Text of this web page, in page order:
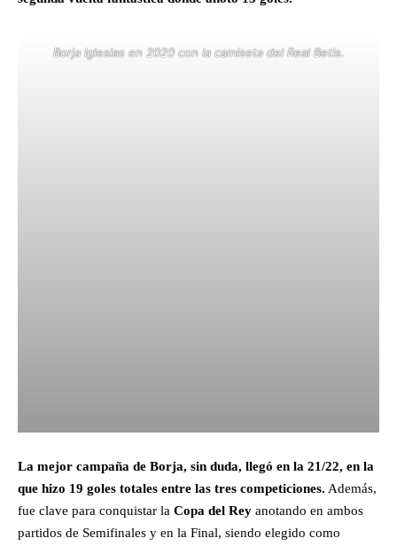
Borja Iglesias en 2020 con la camiseta del Real Betis.
La mejor campaña de Borja, sin duda, llegó en la 21/22, en la
que hizo 19 goles totales entre las tres competiciones. Además,
fue clave para conquistar la Copa del Rey anotando en ambos
partidos de Semifinales y en la Final, siendo elegido como